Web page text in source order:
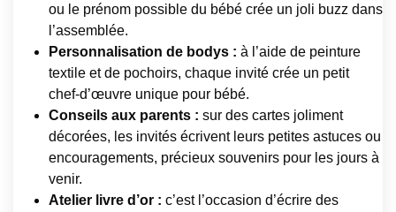
ou le prénom possible du bébé crée un joli buzz dans
l’assemblée.
Personnalisation de bodys : à l’aide de peinture
textile et de pochoirs, chaque invité crée un petit
chef-d’œuvre unique pour bébé.
Conseils aux parents : sur des cartes joliment
décorées, les invités écrivent leurs petites astuces ou
encouragements, précieux souvenirs pour les jours à
venir.
Atelier livre d’or : c’est l’occasion d’écrire des